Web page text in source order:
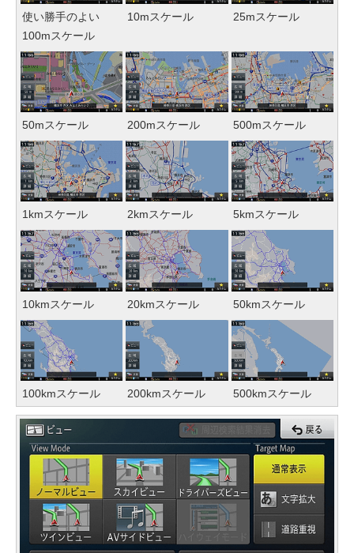
使い勝手のよい
100mスケール
10mスケール 25mスケール
50mスケール 200mスケール 500mスケール
1kmスケール 2kmスケール 5kmスケール
10kmスケール 20kmスケール 50kmスケール
100kmスケール 200kmスケール 500kmスケール